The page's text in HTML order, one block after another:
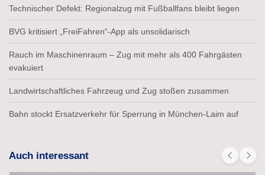
Technischer Defekt: Regionalzug mit Fußballfans bleibt liegen
BVG kritisiert „FreiFahren“-App als unsolidarisch
Rauch im Maschinenraum – Zug mit mehr als 400 Fahrgästen
evakuiert
Landwirtschaftliches Fahrzeug und Zug stoßen zusammen
Bahn stockt Ersatzverkehr für Sperrung in München-Laim auf
Auch interessant